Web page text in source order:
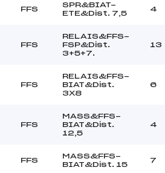
FFS
SPR&BIAT-
ETE&Dist. 7,5
4
FFS
RELAIS&FFS-
FSP&Dist.
3+5+7.
13
FFS
RELAIS&FFS-
BIAT&Dist.
3X8
6
FFS
MASS&FFS-
BIAT&Dist.
12,5
4
FFS
MASS&FFS-
BIAT&Dist. 15
7